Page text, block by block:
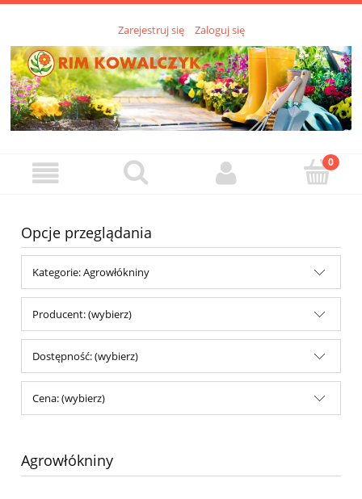
Zarejestruj się Zaloguj się
Opcje przeglądania
Kategorie: Agrowłókniny
Producent: (wybierz)
Dostępność: (wybierz)
Cena: (wybierz)
Agrowłókniny